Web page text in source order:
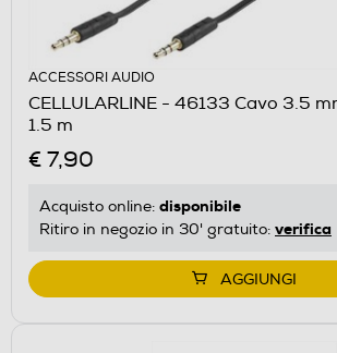
ACCESSORI AUDIO
CELLULARLINE - 46133 Cavo 3.5
1.5 m
€ 7,90
Acquisto online: disponibile
Ritiro in negozio in 30' gratuito: verifica
AGGIUNGI